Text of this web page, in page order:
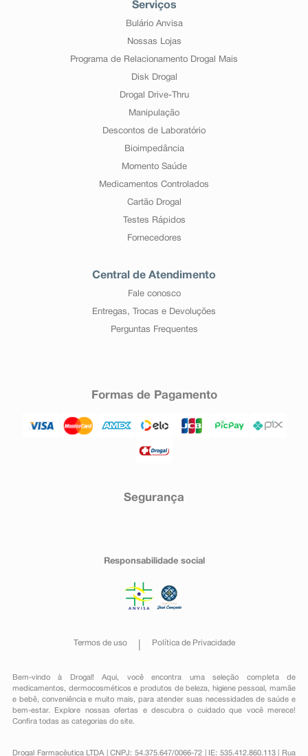
Serviços
Bulário Anvisa
Nossas Lojas
Programa de Relacionamento Drogal Mais
Disk Drogal
Drogal Drive-Thru
Manipulação
Descontos de Laboratório
Bioimpedância
Momento Saúde
Medicamentos Controlados
Cartão Drogal
Testes Rápidos
Fornecedores
Central de Atendimento
Fale conosco
Entregas, Trocas e Devoluções
Perguntas Frequentes
Formas de Pagamento
Segurança
Responsabilidade social
Termos de uso Política de Privacidade
Bem-vindo à Drogal! Aqui, você encontra uma seleção completa de
medicamentos , dermocosméticos e produtos de beleza, higiene pessoal ,mamãe
e bebê, conveniênciae muito mais, para atender suas necessidades de saúde e
bem-estar. Explore nossas ofertas e descubra o cuidado que você merece!
Confira todas as categorias do site.
Drogal Farmacêutica LTDA | CNPJ: 54.375.647/0066-72 | IE: 535.412.860.113 | Rua